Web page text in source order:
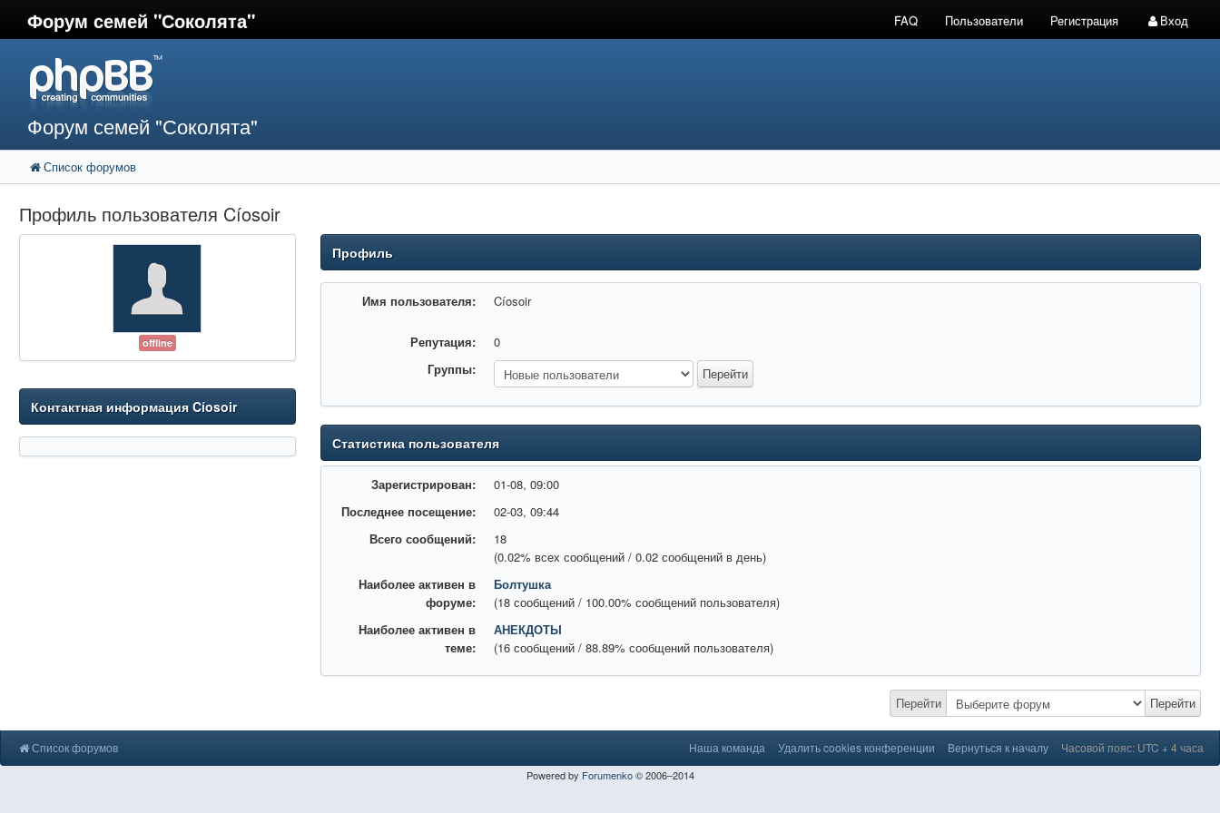
Форум семей "Соколята" FAQ Пользователи Регистрация Вход
Форум семей "Соколята"
Список форумов
Профиль пользователя Cíosoir
offline
Контактная информация Cíosoir
Профиль
Имя пользователя: Cíosoir
Репутация:
0
Группы:
Статистика пользователя
Зарегистрирован:
01-08, 09:00
Последнее посещение:
02-03, 09:44
Всего сообщений:
18
(0.02% всех сообщений / 0.02 сообщений в день)
Наиболее активен в
форуме:
Болтушка
(18 сообщений / 100.00% сообщений пользователя)
Наиболее активен в
теме:
АНЕКДОТЫ
(16 сообщений / 88.89% сообщений пользователя)
Перейти Перейти
Список форумов Наша команда Удалить cookies конференции Вернуться к началу Часовой пояс: UTC + 4 часа
Powered by Forumenko© 2006–2014